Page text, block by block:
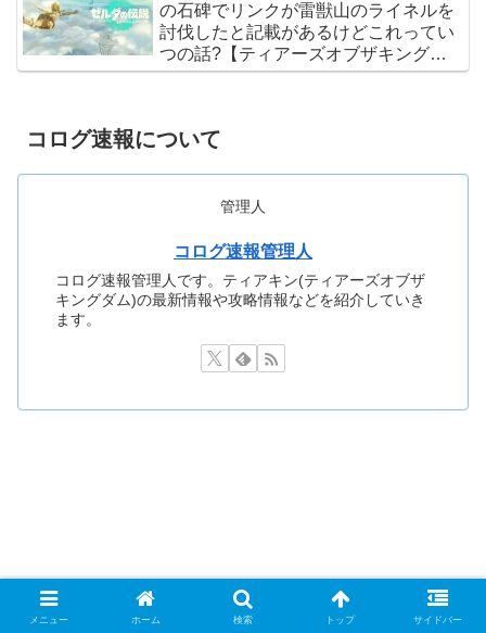
の石碑でリンクが雷獣山のライネルを
討伐したと記載があるけどこれってい
つの話?【ティアーズオブザキングダ
ム】
コログ速報について
管理人
コログ速報管理人
コログ速報管理人です。ティアキン(ティアーズオブザ
キングダム)の最新情報や攻略情報などを紹介していき
ます。
メニュー ホーム 検索 トップ サイドバー